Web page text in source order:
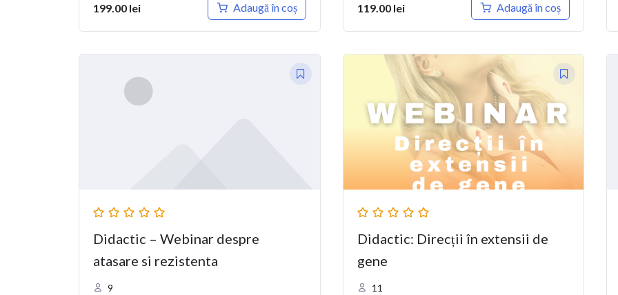
199.00 lei Adaugă în coș 119.00 lei Adaugă în coș
Didactic – Webinar despre
atasare si rezistenta
9
Didactic: Direcții în extensii de
gene
11